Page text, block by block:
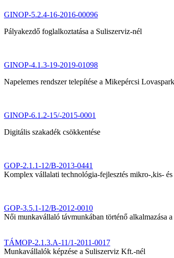
GINOP-5.2.4-16-2016-00096
Pályakezdő foglalkoztatása a Suliszerviz-nél
GINOP-4.1.3-19-2019-01098
Napelemes rendszer telepítése a Mikepércsi
GINOP-6.1.2-15/-2015-0001
Digitális szakadék csökkentése
GOP-2.1.1-12/B-2013-0441
Komplex vállalati technológia-fejlesztés mikro-,kis-
GOP-3.5.1-12/B-2012-0010
Női munkavállaló távmunkában történő alkalmazása
TÁMOP-2.1.3.A-11/1-2011-0017
Munkavállalók képzése a Suliszerviz Kft.-nél